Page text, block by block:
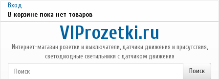
Перейти к основному содержанию
Вход
В корзине пока нет товаров
VIProzetki.ru
Интернет-магазин розетки и выключатели, датчики движения и присутствия,
светодиодные светильники с датчиком движения